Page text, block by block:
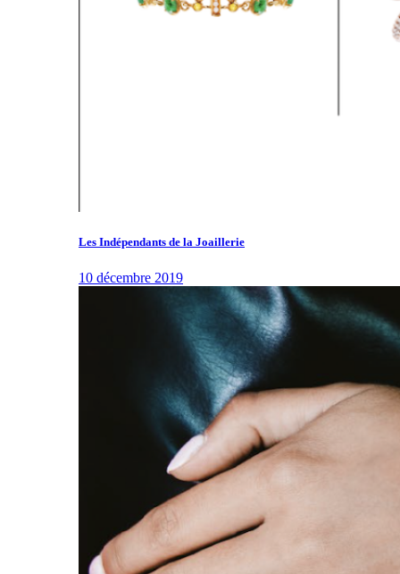
Les Indépendants de la Joaillerie
10 décembre 2019